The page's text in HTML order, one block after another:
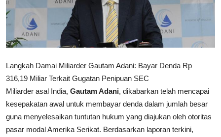
Langkah Damai Miliarder Gautam Adani: Bayar Denda Rp
316,19 Miliar Terkait Gugatan Penipuan SEC
Miliarder asal India, Gautam Adani, dikabarkan telah mencapai
kesepakatan awal untuk membayar denda dalam jumlah besar
guna menyelesaikan tuntutan hukum yang diajukan oleh otoritas
pasar modal Amerika Serikat. Berdasarkan laporan terkini,